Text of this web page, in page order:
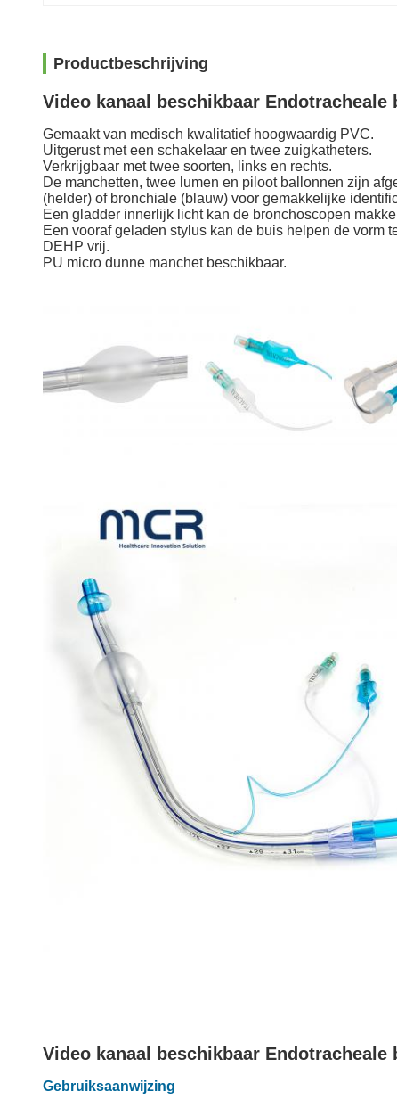
Productbeschrijving
Video kanaal beschikbaar
Gemaakt van medisch kwalitatief hoogwaardig PVC.
Uitgerust met een schakelaar en twee zuigkatheters.
Verkrijgbaar met twee soorten, links en rechts.
De manchetten, twee lumen en piloot ballonnen zijn
(helder) of bronchiale (blauw) voor gemakkelijke
Een gladder innerlijk licht kan de bronchoscopen
Een vooraf geladen stylus kan de buis helpen de vorm
DEHP vrij.
PU micro dunne manchet beschikbaar.
Video kanaal beschikbaar
Gebruiksaanwijzing